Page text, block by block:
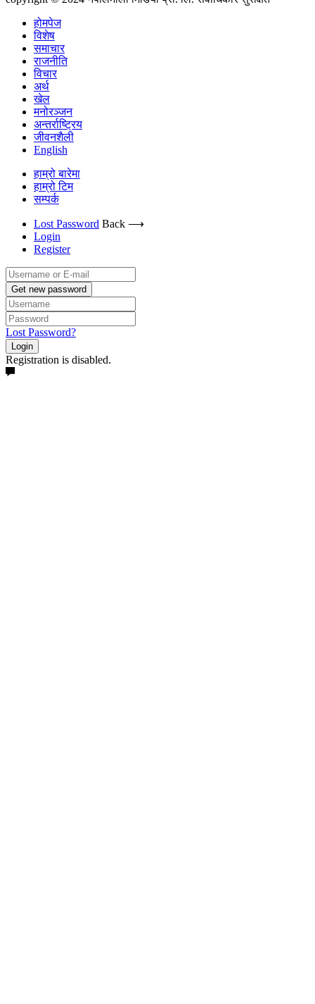
होमपेज
विशेष
समाचार
राजनीति
विचार
अर्थ
खेल
मनोरञ्जन
अन्तर्राष्ट्रिय
जीवनशैली
English
हाम्रो बारेमा
हाम्रो टिम
सम्पर्क
Lost Password Back ⟶
Login
Register
Get new password
Lost Password?
Login
Registration is disabled.